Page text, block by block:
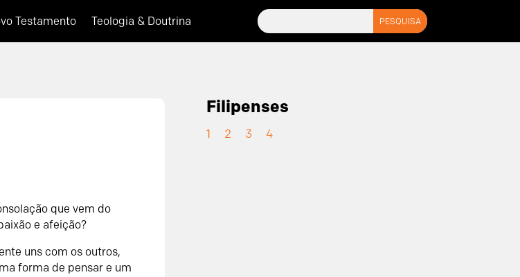
Testamento Teologia & Doutrina
que vem do
e afeição?
uns com os outros,
forma de pensar e um
Filipenses
1 2 3 4